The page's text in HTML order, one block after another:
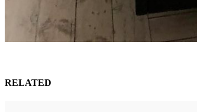
RELATED